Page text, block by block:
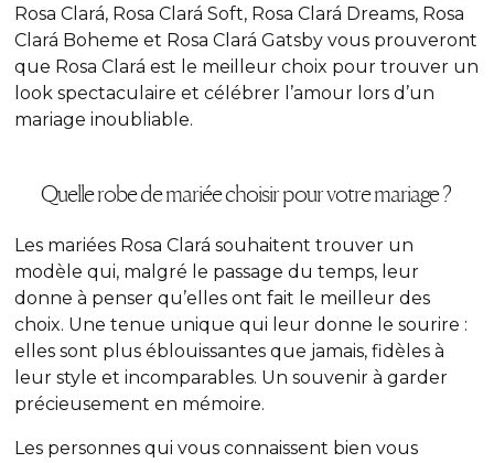
Rosa Clará, Rosa Clará Soft, Rosa Clará Dreams, Rosa
Clará Boheme et Rosa Clará Gatsby vous prouveront
que Rosa Clará est le meilleur choix pour trouver un
look spectaculaire et célébrer l’amour lors d’un
mariage inoubliable.
Quelle robe de mariée choisir pour votre mariage ?
Les mariées Rosa Clará souhaitent trouver un
modèle qui, malgré le passage du temps, leur
donne à penser qu’elles ont fait le meilleur des
choix. Une tenue unique qui leur donne le sourire :
elles sont plus éblouissantes que jamais, fidèles à
leur style et incomparables. Un souvenir à garder
précieusement en mémoire.
Les personnes qui vous connaissent bien vous